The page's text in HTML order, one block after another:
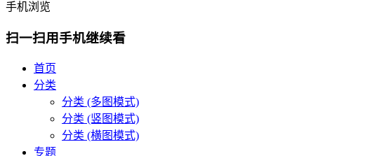
手机浏览
扫一扫用手机继续看
首页
分类
分类 (多图模式)
分类 (竖图模式)
分类 (横图模式)
专题